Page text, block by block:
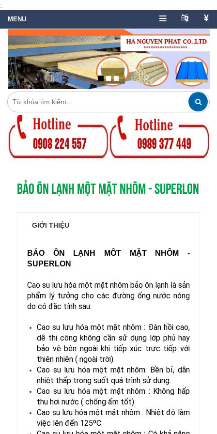
;
BẢO ÔN LẠNH MỘT MẶT NHÔM - SUPERLON
GIỚI THIỆU
BẢO ÔN LẠNH MÔT MẶT NHÔM -
SUPERLON
Cao su lưu hóa một mặt nhôm bảo ôn lạnh là sản
phẩm lý tưởng cho các đường ống nước nóng
do có đặc tính sau:
Cao su lưu hóa một mặt nhôm : Đàn hồi cao,
dễ thi công không cần sử dụng lớp phủ hay
bảo vệ bên ngoài khi tiếp xúc trực tiếp với
thiên nhiên ( ngoài trời).
Cao su lưu hóa một mặt nhôm: Bền bỉ, dẫn
nhiệt thấp trong suốt quá trình sử dụng.
Cao su lưu hóa một mặt nhôm : Không hấp
thu hơi nước ( chống ẩm tốt).
Cao su lưu hóa một mặt nhôm : Nhiệt độ làm
việc lên đến 125ºC.